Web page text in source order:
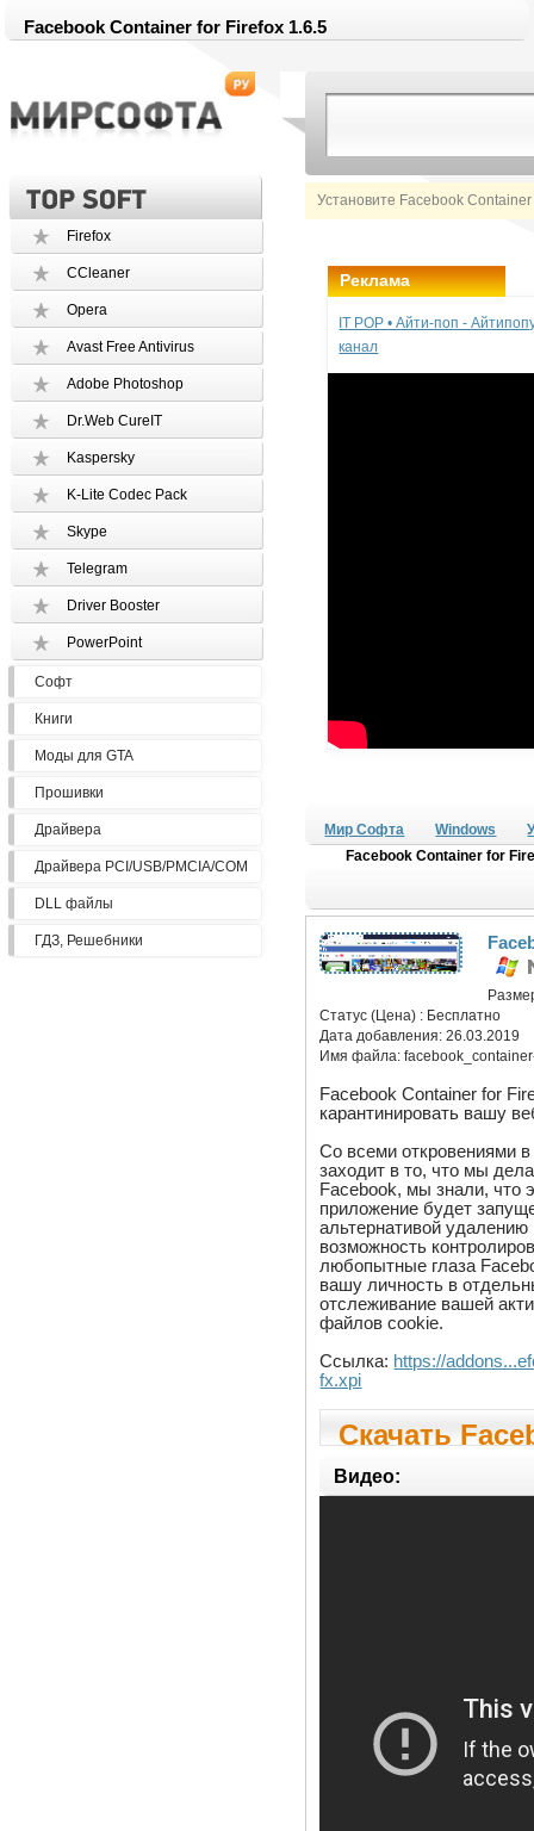
Facebook Container for Firefox 1.6.5
Установите Facebook
Firefox
CCleaner
Opera
Avast Free Antivirus
Adobe Photoshop
Dr.Web CureIT
Kaspersky
K-Lite Codec Pack
Skype
Telegram
Driver Booster
PowerPoint
Софт
Книги
Моды для GTA
Прошивки
Драйвера
Драйвера PCI/USB/PMCIA/COM
DLL файлы
ГДЗ, Решебники
Реклама
IT POP • Айти-поп -
канал
Мир Софта Windows
Facebook Container for
Статус (Цена) : Бесплатно
Дата добавления:26.03.2019
Имя файла:
Facebook Container for
карантинировать вашу
Со всеми откровениями
заходит в то, что мы
Facebook, мы знали, что
приложение будет
альтернативой
возможность
любопытные глаза
вашу личность в
отслеживание вашей
файлов cookie.
Ссылка: https://
fx.xpi
Скачать
1.6.5
Видео: